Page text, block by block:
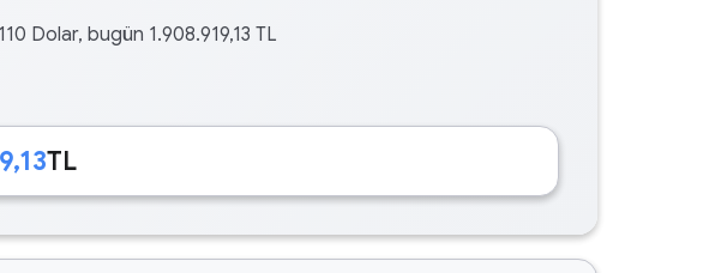
Dolar, bugün 1.908.919,13 TL
TL